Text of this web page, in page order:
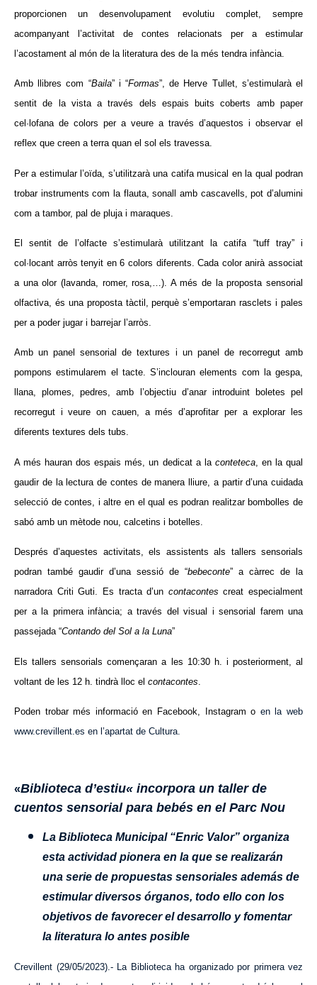
proporcionen un desenvolupament evolutiu complet, sempre
acompanyant l’activitat de contes relacionats per a estimular
l’acostament al món de la literatura des de la més tendra infància.
Amb llibres com “Baila” i “Formas”, de Herve Tullet, s’estimularà el
sentit de la vista a través dels espais buits coberts amb paper
cel·lofana de colors per a veure a través d’aquestos i observar el
reflex que creen a terra quan el sol els travessa.
Per a estimular l’oïda, s’utilitzarà una catifa musical en la qual podran
trobar instruments com la flauta, sonall amb cascavells, pot d’alumini
com a tambor, pal de pluja i maraques.
El sentit de l’olfacte s’estimularà utilitzant la catifa “tuff tray” i
col·locant arròs tenyit en 6 colors diferents. Cada color anirà associat
a una olor (lavanda, romer, rosa,…). A més de la proposta sensorial
olfactiva, és una proposta tàctil, perquè s’emportaran rasclets i pales
per a poder jugar i barrejar l’arròs.
Amb un panel sensorial de textures i un panel de recorregut amb
pompons estimularem el tacte. S’inclouran elements com la gespa,
llana, plomes, pedres, amb l’objectiu d’anar introduint boletes pel
recorregut i veure on cauen, a més d’aprofitar per a explorar les
diferents textures dels tubs.
A més hauran dos espais més, un dedicat a la conteteca, en la qual
gaudir de la lectura de contes de manera lliure, a partir d’una cuidada
selecció de contes, i altre en el qual es podran realitzar bombolles de
sabó amb un mètode nou, calcetins i botelles.
Després d’aquestes activitats, els assistents als tallers sensorials
podran també gaudir d’una sessió de “bebeconte” a càrrec de la
narradora Criti Guti. Es tracta d’un contacontes creat especialment
per a la primera infància; a través del visual i sensorial farem una
passejada “Contando del Sol a la Luna”
Els tallers sensorials començaran a les 10:30 h. i posteriorment, al
voltant de les 12 h. tindrà lloc el contacontes
Poden trobar més informació en Facebook, Instagram o en la web
www.crevillent.es en l’apartat de Cultura.
«Biblioteca d’estiu« incorpora un taller de
cuentos sensorial para bebés en el Parc Nou
La Biblioteca Municipal “Enric Valor” organiza
esta actividad pionera en la que se realizarán
una serie de propuestas sensoriales además de
estimular diversos órganos, todo ello con los
objetivos de favorecer el desarrollo y fomentar
la literatura lo antes posible
Crevillent (29/05/2023).- La Biblioteca ha organizado por primera vez